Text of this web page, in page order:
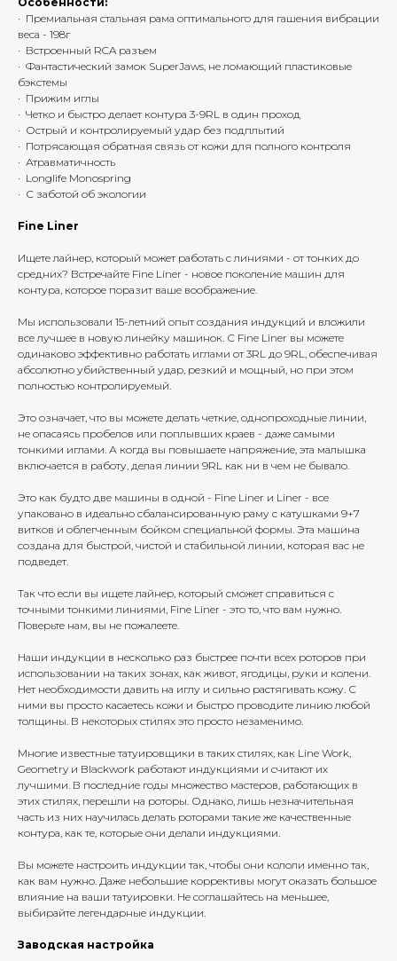
· Премиальная стальная рама оптимального для гашения вибрации
веса - 198г
· Встроенный RCA разъем
· Фантастический замок SuperJaws, не ломающий пластиковые
бэкстемы
· Прижим иглы
· Четко и быстро делает контура 3-9RL в один проход
· Острый и контролируемый удар без подплытий
· Потрясающая обратная связь от кожи для полного контроля
· Атравматичность
· Longlife Monospring
· С заботой об экологии
Fine Liner
Ищете лайнер, который может работать с линиями - от тонких до
средних? Встречайте Fine Liner - новое поколение машин для
контура, которое поразит ваше воображение.
Мы использовали 15-летний опыт создания индукций и вложили
все лучшее в новую линейку машинок. С Fine Liner вы можете
одинаково эффективно работать иглами от 3RL до 9RL, обеспечивая
абсолютно убийственный удар, резкий и мощный, но при этом
полностью контролируемый.
Это означает, что вы можете делать четкие, однопроходные линии,
не опасаясь пробелов или поплывших краев - даже самыми
тонкими иглами. А когда вы повышаете напряжение, эта малышка
включается в работу, делая линии 9RL как ни в чем не бывало.
Это как будто две машины в одной - Fine Liner и Liner - все
упаковано в идеально сбалансированную раму с катушками 9+7
витков и облегченным бойком специальной формы. Эта машина
создана для быстрой, чистой и стабильной линии, которая вас не
подведет.
Так что если вы ищете лайнер, который сможет справиться с
точными тонкими линиями, Fine Liner - это то, что вам нужно.
Поверьте нам, вы не пожалеете.
Наши индукции в несколько раз быстрее почти всех роторов при
использовании на таких зонах, как живот, ягодицы, руки и колени.
Нет необходимости давить на иглу и сильно растягивать кожу. С
ними вы просто касаетесь кожи и быстро проводите линию любой
толщины. В некоторых стилях это просто незаменимо.
Многие известные татуировщики в таких стилях, как Line Work,
Geometry и Blackwork работают индукциями и считают их
лучшими. В последние годы множество мастеров, работающих в
этих стилях, перешли на роторы. Однако, лишь незначительная
часть из них научилась делать роторами такие же качественные
контура, как те, которые они делали индукциями.
Вы можете настроить индукции так, чтобы они кололи именно так,
как вам нужно. Даже небольшие коррективы могут оказать большое
влияние на ваши татуировки. Не соглашайтесь на меньшее,
выбирайте легендарные индукции.
Заводская настройка